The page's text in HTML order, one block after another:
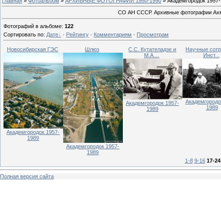
СО АН СССР. Архивные фотографии
Фотографий в альбоме: 122
Сортировать по: Дате · Рейтингу · Комментариям · Просмотрам
Новосибирская ГЭС
Академгородок 1957-
1989
Шлюз
Академгородок 1957-
1989
С.С. Кутателадзе и
М.А....
Академгородок 1957-
1989
Научные
Инст...
1989
1-8 9-16 17-24
Полная версия сайта